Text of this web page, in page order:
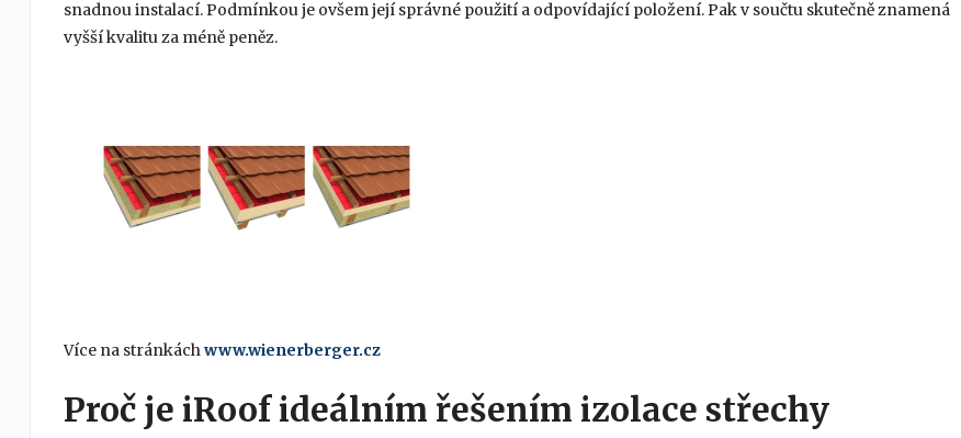
snadnou instalací. Podmínkou je ovšem její správné použití a odpovídající položení. Pak v součtu skutečně znamená
vyšší kvalitu za méně peněz.
Více na stránkáchwww.wienerberger.cz
Proč je iRoof ideálním řešením izolace střechy